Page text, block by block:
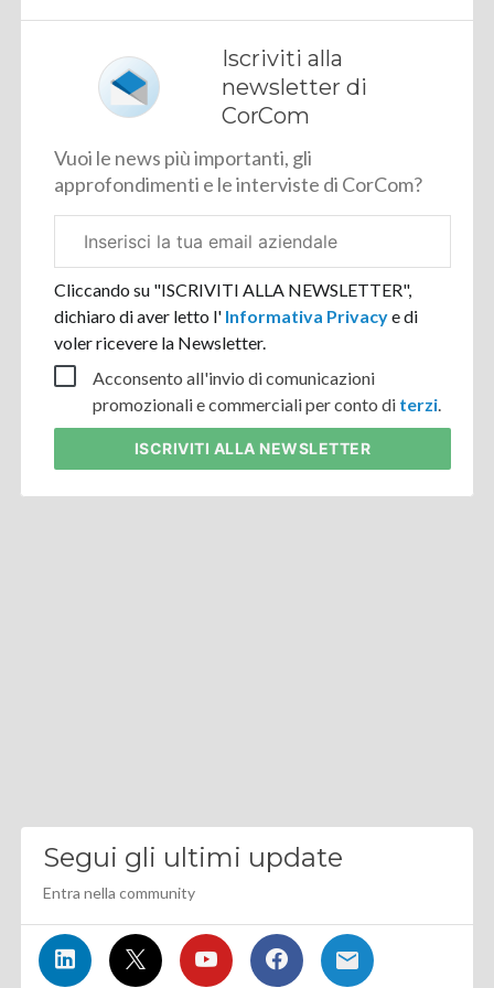
Iscriviti alla
newsletter di
CorCom
Vuoi le news più importanti, gli
approfondimenti e le interviste di CorCom?
aziendale
Cliccando su "ISCRIVITI ALLA NEWSLETTER",
dichiaro di aver letto l' Informativa Privacye di
voler ricevere la Newsletter.
Acconsento all'invio di comunicazioni
promozionali e commerciali per conto di terzi
ISCRIVITI ALLA NEWSLETTER
Segui gli ultimi update
Entra nella community